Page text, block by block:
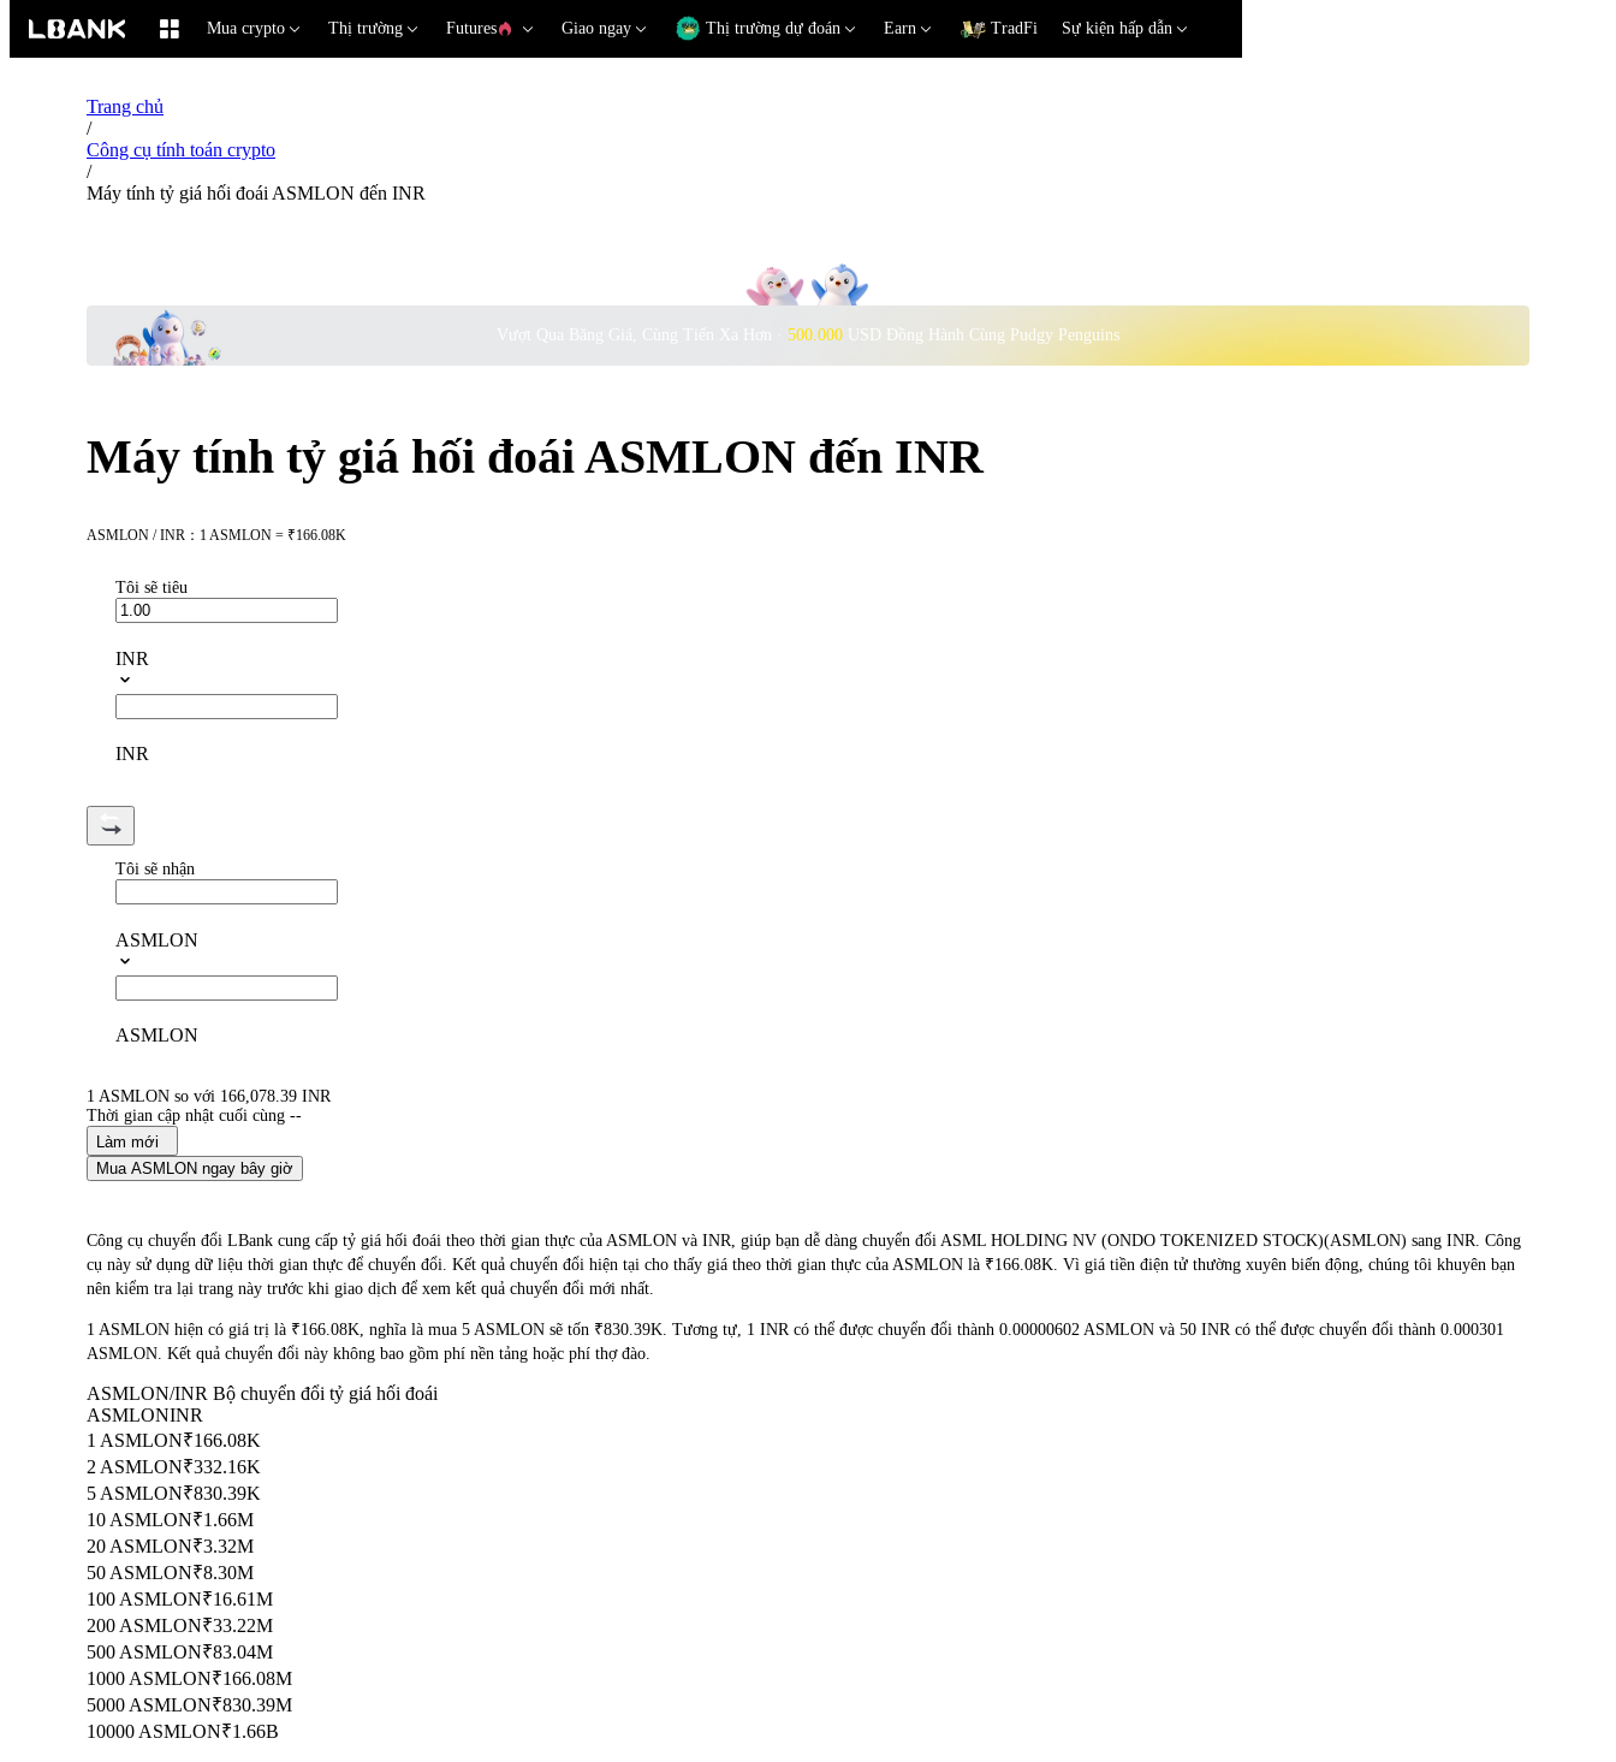
Mua crypto Thị trường Futures Giao ngay Thị trường dự đoán Earn TradFi Sự kiện hấp dẫn
Trang chủ
/
Công cụ tính toán crypto
/
Máy tính tỷ giá hối đoái ASMLON đến INR
Vượt Qua Băng Giá, Cùng Tiến Xa Hơn · 500.000 USD Đồng Hành Cùng Pudgy Penguins
Máy tính tỷ giá hối đoái ASMLON đến INR
ASMLON / INR：1 ASMLON = ₹166.08K
Tôi sẽ tiêu
INR
INR
Tôi sẽ nhận
ASMLON
ASMLON
1 ASMLON so với 166,078.39 INR
Thời gian cập nhật cuối cùng --
Làm mới
Mua ASMLON ngay bây giờ
Công cụ chuyển đổi LBank cung cấp tỷ giá hối đoái theo thời gian thực của ASMLON và INR, giúp bạn dễ dàng chuyển đổi ASML HOLDING NV (ONDO TOKENIZED STOCK)(ASMLON) sang INR. Công
cụ này sử dụng dữ liệu thời gian thực để chuyển đổi. Kết quả chuyển đổi hiện tại cho thấy giá theo thời gian thực của ASMLON là ₹166.08K. Vì giá tiền điện tử thường xuyên biến động, chúng tôi khuyên bạn
nên kiểm tra lại trang này trước khi giao dịch để xem kết quả chuyển đổi mới nhất.
1 ASMLON hiện có giá trị là ₹166.08K, nghĩa là mua 5 ASMLON sẽ tốn ₹830.39K. Tương tự, 1 INR có thể được chuyển đổi thành 0.00000602 ASMLON và 50 INR có thể được chuyển đổi thành 0.000301
ASMLON. Kết quả chuyển đổi này không bao gồm phí nền tảng hoặc phí thợ đào.
ASMLON/INR Bộ chuyển đổi tỷ giá hối đoái
ASMLONINR
1 ASMLON₹166.08K
2 ASMLON₹332.16K
5 ASMLON₹830.39K
10 ASMLON₹1.66M
20 ASMLON₹3.32M
50 ASMLON₹8.30M
100 ASMLON₹16.61M
200 ASMLON₹33.22M
500 ASMLON₹83.04M
1000 ASMLON₹166.08M
5000 ASMLON₹830.39M
10000 ASMLON₹1.66B